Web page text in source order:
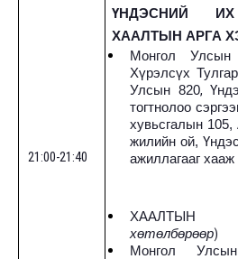
21:00-21:40
ҮНДЭСНИЙ
ХААЛТЫН АРГА
Монгол Улсын
Хүрэлсүх
Улсын 820,
тогтнолоо
хувьсгалын 105,
жилийн ой,
ажиллагааг хааж
ХААЛТЫН
хөтөлбөрөөр)
Монгол